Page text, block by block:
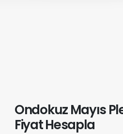
Ondokuz Mayıs
Fiyat Hesapla